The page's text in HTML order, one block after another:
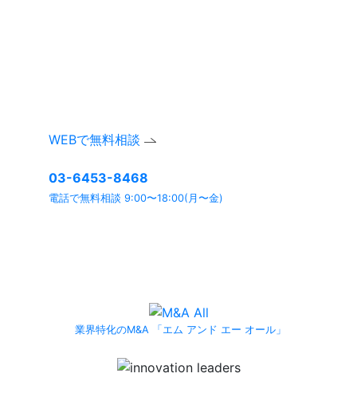
WEBで無料相談
03-6453-8468
電話で無料相談 9:00〜18:00(月〜金)
業界特化のM&A 「エム アンド エー オール」